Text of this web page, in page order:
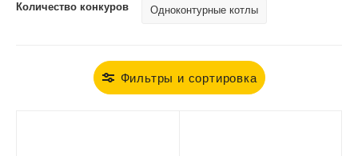
Количество конкуров Одноконтурные котлы
Фильтры и сортировка